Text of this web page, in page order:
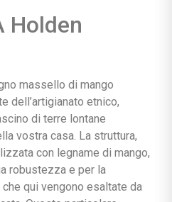
Holden
massello di mango
dell’artigianato etnico,
di terre lontane
vostra casa. La struttura,
con legname di mango,
robustezza e per la
qui vengono esaltate da